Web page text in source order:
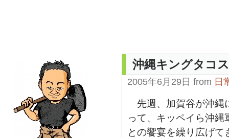
沖縄キングタコ
2005年6月29日 from 日
先週、加賀谷が沖縄
って、キッペイら沖縄
との饗宴を繰り広げて